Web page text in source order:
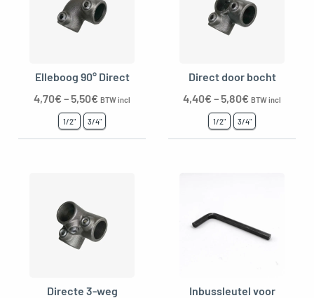
Elleboog 90° Direct
4,70€–5,50€ BTW incl
1/2" 3/4"
Direct door bocht
4,40€–5,80€ BTW incl
1/2" 3/4"
Directe 3-weg
Inbussleutel voor
menu
menu